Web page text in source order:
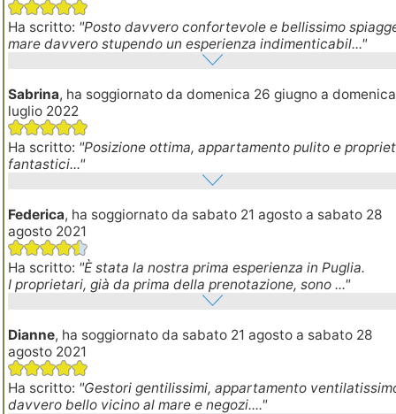
Ha scritto: "Posto davvero confortevole e bellissimo
mare davvero stupendo un esperienza indimenticabil..."
Sabrina, ha soggiornato da domenica 26 giugno a
luglio 2022
Ha scritto: "Posizione ottima, appartamento pulito e
fantastici..."
Federica, ha soggiornato da sabato 21 agosto a sabato 28
agosto 2021
Ha scritto: "È stata la nostra prima esperienza in Puglia.
I proprietari, già da prima della prenotazione, sono ..."
Dianne, ha soggiornato da sabato 21 agosto a sabato 28
agosto 2021
Ha scritto: "Gestori gentilissimi, appartamento
davvero bello vicino al mare e negozi...."